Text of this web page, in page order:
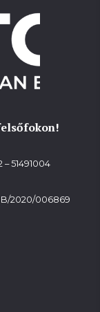
51491004
B/2020/006869